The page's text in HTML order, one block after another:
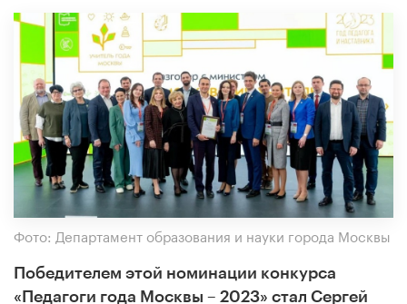
Фото: Департамент образования и науки города Москвы
Победителем этой номинации конкурса
«Педагоги года Москвы – 2023» стал Сергей